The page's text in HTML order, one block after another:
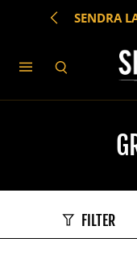
SENDRA
FILTER